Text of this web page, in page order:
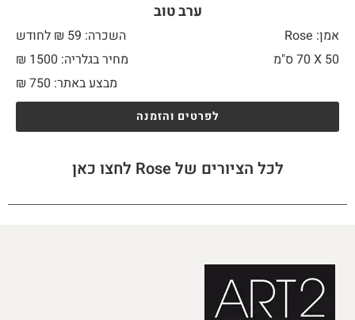
ערב טוב
אמן: Rose
השכרה: 59 ₪ לחודש
50 X
מחיר בגלריה: 1500 ₪
מבצע באתר:
₪ 750
לפרטים והזמנה
לכל הציורים של Rose לחצו כאן